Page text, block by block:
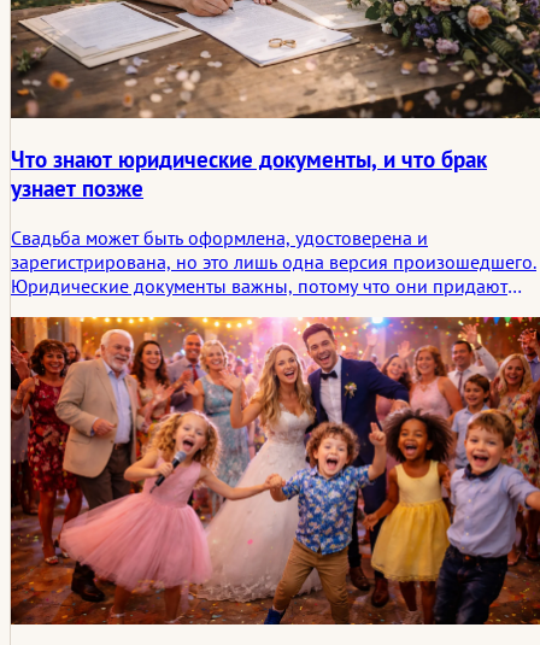
Что знают юридические документы, и что брак
узнает позже
Свадьба может быть оформлена, удостоверена и
зарегистрирована, но это лишь одна версия произошедшего.
Юридические документы важны, потому что они придают
более тихом пространстве, которое никакая форма не может
полностью описать.